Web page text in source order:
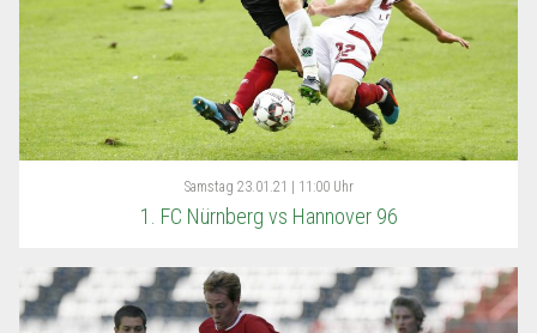
Samstag 23.01.21 | 11:00 Uhr
1. FC Nürnberg vs Hannover 96